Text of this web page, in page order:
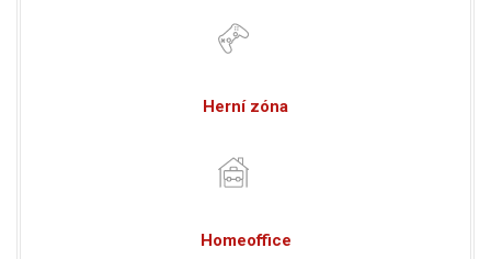
Herní zóna
Homeoffice